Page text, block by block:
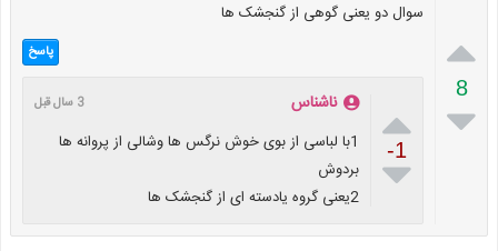

8

سوال دو یعنی گوهی از گنجشک ها
پاسخ

-1

ناشناس 3 سال قبل
1با لباسی از بوی خوش نرگس ها وشالی از پروانه ها
بردوش
2یعنی گروه یادسته ای از گنجشک ها